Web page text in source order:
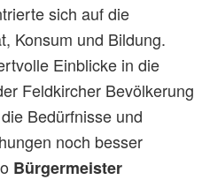
sich auf die
Konsum und Bildung.
Einblicke in die
Feldkircher Bevölkerung
Bedürfnisse und
noch besser
Bürgermeister